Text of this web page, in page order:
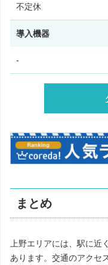
不定休
導入機器
-
まとめ
上野エリアには、駅に近
あります。交通のアクセ